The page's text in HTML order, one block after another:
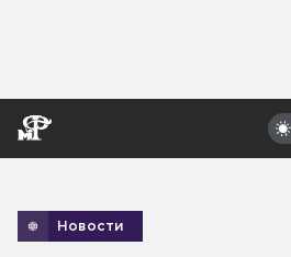
Новости